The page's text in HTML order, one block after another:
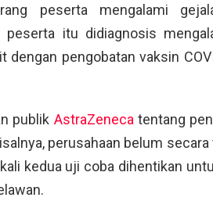
peserta mengalami
peserta itu didiagnosis
dengan pengobatan vaksin
publik AstraZeneca tentang
perusahaan belum
kedua uji coba dihentikan